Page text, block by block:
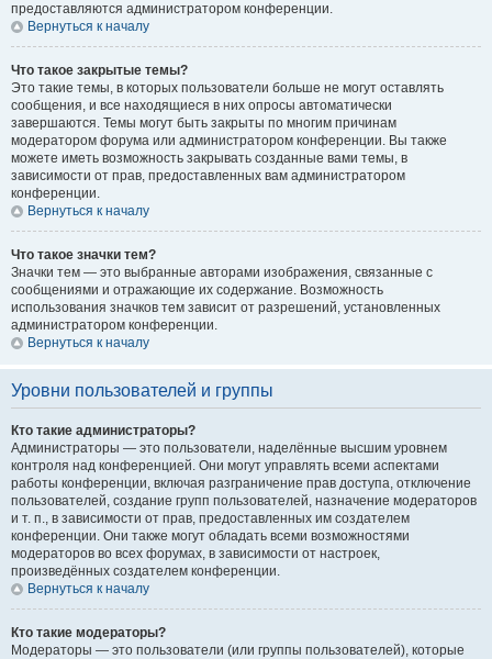
предоставляются администратором конференции.
Вернуться к началу
Что такое закрытые темы?
Это такие темы, в которых пользователи больше не могут оставлять
сообщения, и все находящиеся в них опросы автоматически
завершаются. Темы могут быть закрыты по многим причинам
модератором форума или администратором конференции. Вы также
можете иметь возможность закрывать созданные вами темы, в
зависимости от прав, предоставленных вам администратором
конференции.
Вернуться к началу
Что такое значки тем?
Значки тем — это выбранные авторами изображения, связанные с
сообщениями и отражающие их содержание. Возможность
использования значков тем зависит от разрешений, установленных
администратором конференции.
Вернуться к началу
Уровни пользователей и группы
Кто такие администраторы?
Администраторы — это пользователи, наделённые высшим уровнем
контроля над конференцией. Они могут управлять всеми аспектами
работы конференции, включая разграничение прав доступа, отключение
пользователей, создание групп пользователей, назначение модераторов
и т. п., в зависимости от прав, предоставленных им создателем
конференции. Они также могут обладать всеми возможностями
модераторов во всех форумах, в зависимости от настроек,
произведённых создателем конференции.
Вернуться к началу
Кто такие модераторы?
Модераторы — это пользователи (или группы пользователей), которые